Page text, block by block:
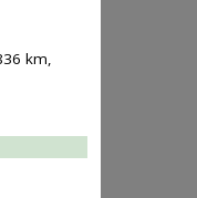
km,